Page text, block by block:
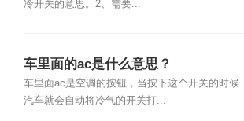
冷开关的意思。2、需要...
车里面的ac是什么意思？
车里面ac是空调的按钮，当按下这个开关的时候
汽车就会自动将冷气的开关打...